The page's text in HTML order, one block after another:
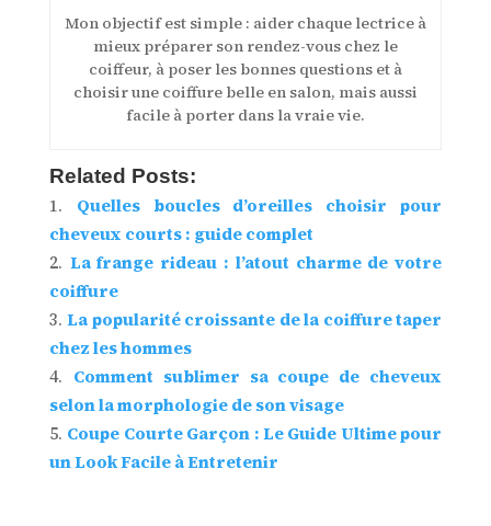
Mon objectif est simple : aider chaque lectrice à
mieux préparer son rendez-vous chez le
coiffeur, à poser les bonnes questions et à
choisir une coiffure belle en salon, mais aussi
facile à porter dans la vraie vie.
Related Posts:
Quelles boucles d’oreilles choisir pour
cheveux courts : guide complet
La frange rideau : l’atout charme de votre
coiffure
La popularité croissante de la coiffure taper
chez les hommes
Comment sublimer sa coupe de cheveux
selon la morphologie de son visage
Coupe Courte Garçon : Le Guide Ultime pour
un Look Facile à Entretenir